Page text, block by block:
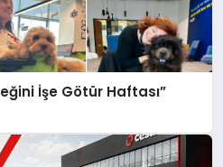
İşe Götür Haftası”